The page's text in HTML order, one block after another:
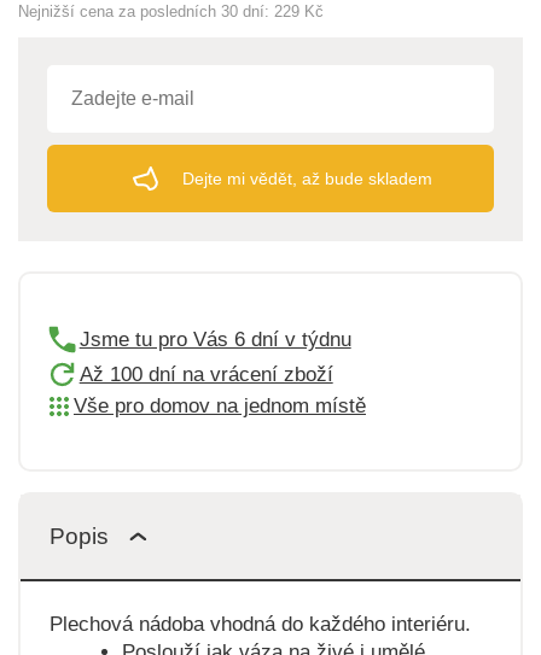
Nejnižší cena za posledních 30 dní: 229 Kč
Dejte mi vědět, až bude skladem
Jsme tu pro Vás 6 dní v týdnu
Až 100 dní na vrácení zboží
Vše pro domov na jednom místě
Popis
Plechová nádoba vhodná do každého interiéru.